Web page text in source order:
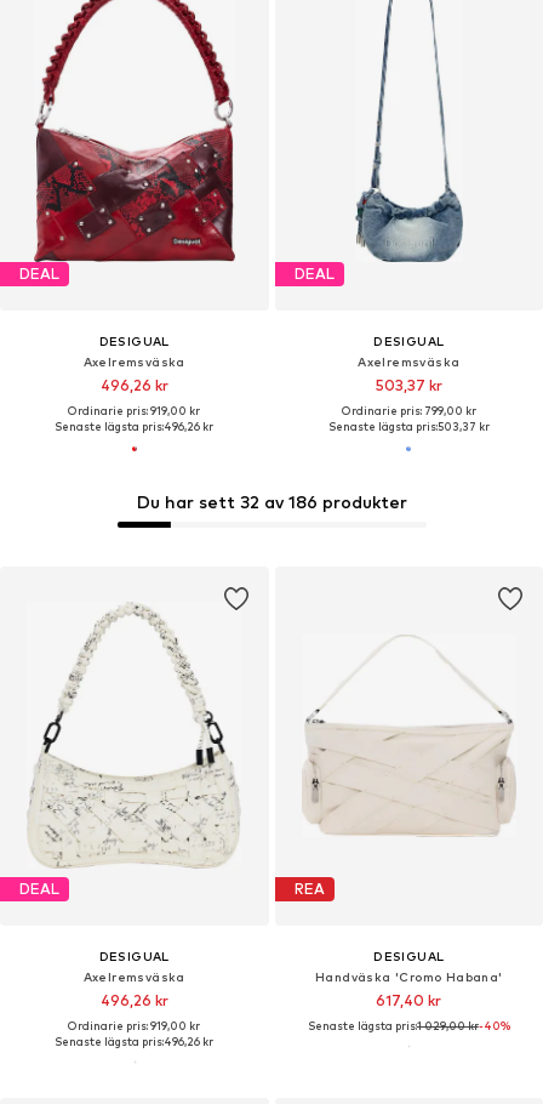
DEAL
DESIGUAL
Axelremsväska
496,26 kr
Ordinarie pris: 919,00 kr
Senaste lägsta pris:496,26 kr
DEAL
DESIGUAL
Axelremsväska
503,37 kr
Ordinarie pris: 799,00 kr
Senaste lägsta pris:503,37 kr
DEAL
DESIGUAL
Axelremsväska
496,26 kr
Ordinarie pris: 919,00 kr
Senaste lägsta pris:496,26 kr
Du har sett 32 av 186 produkter
REA
DESIGUAL
Handväska 'Cromo Habana'
617,40 kr
Senaste lägsta pris:1 029,00 kr-40%